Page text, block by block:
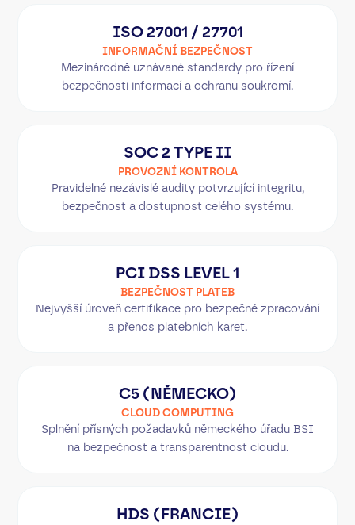
ISO 27001 / 27701
INFORMAČNÍ BEZPEČNOST
Mezinárodně uznávané standardy pro řízení
bezpečnosti informací a ochranu soukromí.
SOC 2 TYPE II
PROVOZNÍ KONTROLA
Pravidelné nezávislé audity potvrzující integritu,
bezpečnost a dostupnost celého systému.
PCI DSS LEVEL 1
BEZPEČNOST PLATEB
Nejvyšší úroveň certifikace pro bezpečné zpracování
a přenos platebních karet.
C5 (NĚMECKO)
CLOUD COMPUTING
Splnění přísných požadavků německého úřadu BSI
na bezpečnost a transparentnost cloudu.
HDS (FRANCIE)